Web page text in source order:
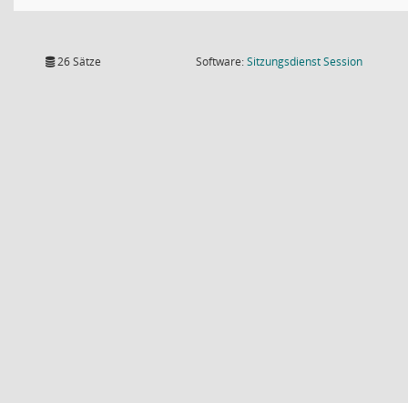
26 Sätze Software:SitzungsdienstSession(Wird in